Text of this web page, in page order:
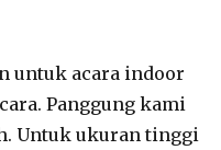
untuk acara indoor
Panggung kami
Untuk ukuran tinggi